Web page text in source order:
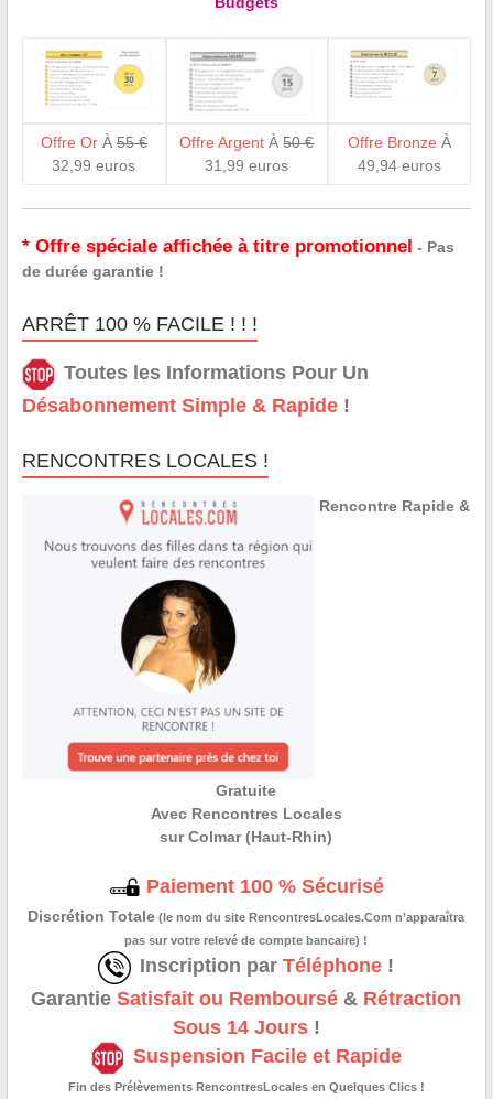
Offre OrÀ 55 €
32,99 euros
Offre Argent À50 €
31,99 euros
Offre Bronze À
49,94 euros
* Offre spéciale affichée à titre promotionnel - Pas
de durée garantie !
ARRÊT 100 % FACILE ! ! !
Toutes les Informations Pour Un
Désabonnement Simple & Rapide!
RENCONTRES LOCALES !
Rencontre Rapide &
Gratuite
Avec Rencontres Locales
sur Colmar (Haut-Rhin)
Paiement 100 % Sécurisé
Discrétion Totale (le nom du site RencontresLocales.Com n’apparaîtra
pas sur votre relevé de compte bancaire) !
Inscription parTéléphone !
GarantieSatisfait ou Remboursé & Rétraction
Sous 14 Jours!
Suspension Facile et Rapide
Fin des Prélèvements RencontresLocales en Quelques Clics !